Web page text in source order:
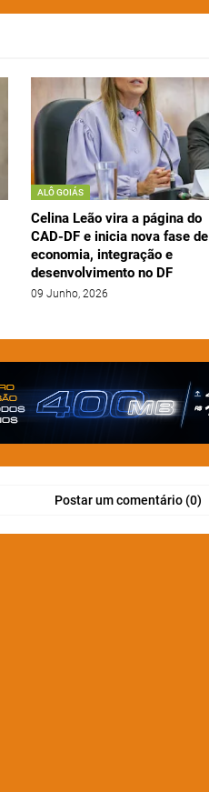
ALÔ GOIÁS
Celina Leão vira a página do
CAD-DF e inicia nova fase de
economia, integração e
desenvolvimento no DF
09 Junho, 2026
Postar um comentário (0)